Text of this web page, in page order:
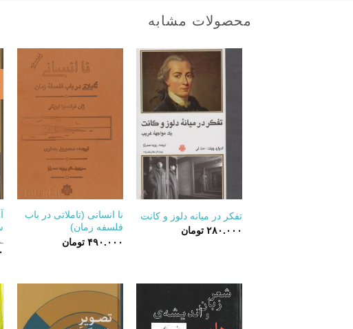
محصولات مشابه
+
تفکر در میانه دلوز و کانت
۲۸۰.۰۰۰ تومان
نا انسانی (تاملاتی در باب
فلسفه زمان)
۴۹۰.۰۰۰ تومان